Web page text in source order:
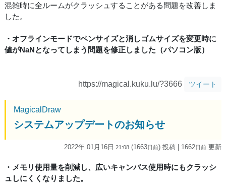
混雑時に全ルームがクラッシュすることがある問題を改善しま
した。
・オフラインモードでペンサイズと消しゴムサイズを変更時に
値がNaNとなってしまう問題を修正しました（パソコン版）
https://magical.kuku.lu/?3666 ツイート
MagicalDraw
システムアップデートのお知らせ
2022年 01月16日 21:08 (1663日前) 投稿 | 1662日前 更新
・メモリ使用量を削減し、広いキャンバス使用時にもクラッシ
ュしにくくなりました。